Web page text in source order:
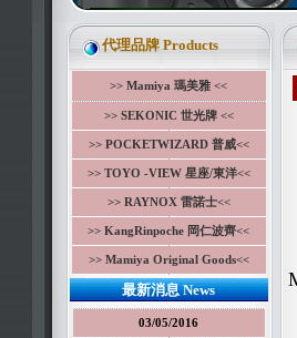
代理品牌 Products
>> Mamiya 瑪美雅 <<
>> SEKONIC 世光牌 <<
>> POCKETWIZARD 普威<<
>> TOYO -VIEW 星座/東洋<<
>> RAYNOX 雷諾士<<
>> KangRinpoche 岡仁波齊<<
>> Mamiya Original Goods<<
最新消息 News
03/05/2016